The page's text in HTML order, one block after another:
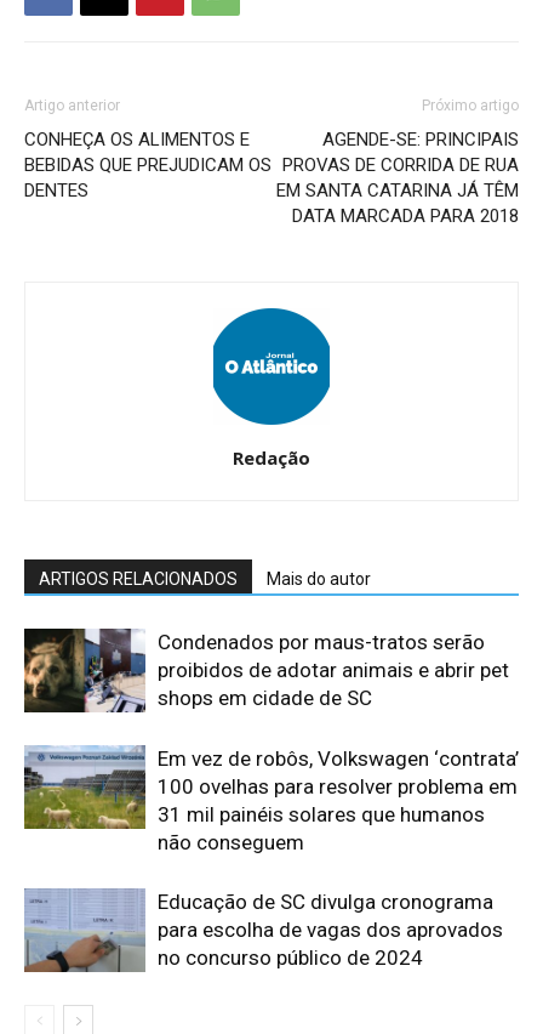
Artigo anterior
CONHEÇA OS ALIMENTOS E
BEBIDAS QUE PREJUDICAM OS
DENTES
Próximo artigo
AGENDE-SE: PRINCIPAIS
PROVAS DE CORRIDA DE RUA
EM SANTA CATARINA JÁ TÊM
DATA MARCADA PARA 2018
Redação
ARTIGOS RELACIONADOS Mais do autor
Condenados por maus-tratos serão
proibidos de adotar animais e abrir pet
shops em cidade de SC
Em vez de robôs, Volkswagen ‘contrata’
100 ovelhas para resolver problema em
31 mil painéis solares que humanos
não conseguem
Educação de SC divulga cronograma
para escolha de vagas dos aprovados
no concurso público de 2024